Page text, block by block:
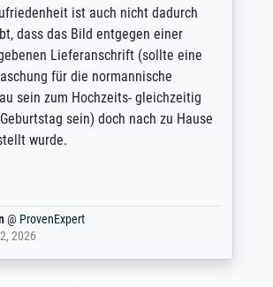
ist auch nicht dadurch
dass das Bild entgegen einer
Lieferanschrift (sollte eine
für die normannische
sein zum Hochzeits- gleichzeitig
sein) doch nach zu Hause
wurde.
ProvenExpert